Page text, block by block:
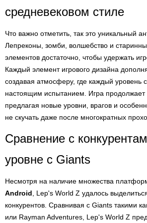
средневековом стиле
Что важно отметить, так это уникальный
Лепреконы, зомби, волшебство и
элементов достаточно, чтобы удержать
Каждый элемент игрового дизайна
создавая атмосферу, где каждый уровень
настоящим испытанием. Игра продолжает
предлагая новые уровни, врагов и
не скучать даже после многократных
Сравнение с
уровне с Giants
Несмотря на наличие множества
Android , Lep's World Z удалось
конкурентов. Сравнивая с Giants такими
или Rayman Adventures, Lep's World Z